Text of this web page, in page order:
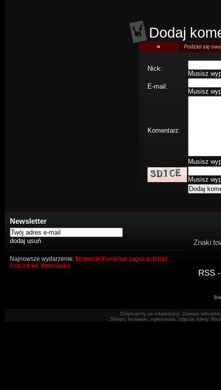
Dodaj
» Podziel się
Nick:
Musisz
E-mail:
Musisz
Komentarz:
Musisz
Musisz
Newsletter
Najnowsze wydarzenie: Norweski Kvelertak zagra autorski
koncert we Wrocławiu!
Znaki
RSS
Dziękujemy za odwiedziny. Zawsze
Sklepy, festiwale, ogłoszenia, zdjęcia, bilety.